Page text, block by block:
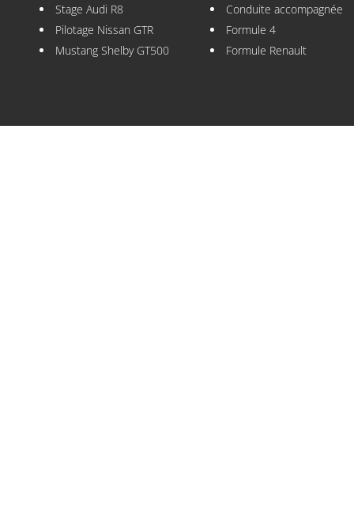
Stage Audi R8
Pilotage Nissan GTR
Mustang Shelby GT500
Conduite accompagnée
Formule 4
Formule Renault